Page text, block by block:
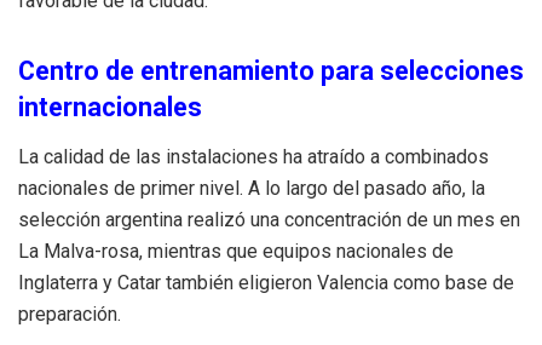
Centro de entrenamiento para selecciones
internacionales
La calidad de las instalaciones ha atraído a combinados
nacionales de primer nivel. A lo largo del pasado año, la
selección argentina realizó una concentración de un mes en
La Malva-rosa, mientras que equipos nacionales de
Inglaterra y Catar también eligieron Valencia como base de
preparación.